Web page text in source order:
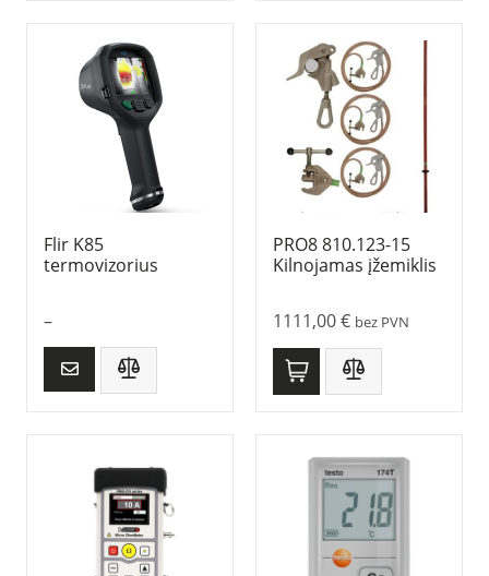
Flir K85
termovizorius
–
PRO8 810.123-15
Kilnojamas įžemiklis
1111,00€ bez PVN